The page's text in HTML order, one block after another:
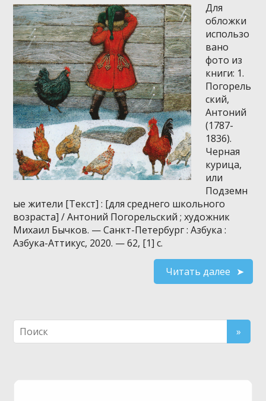
Для
обложки
использо
вано
фото из
книги: 1.
Погорель
ский,
Антоний
(1787-
1836).
Черная
курица,
или
Подземн
ые жители [Текст] : [для среднего школьного
возраста] / Антоний Погорельский ; художник
Михаил Бычков. — Санкт-Петербург : Азбука :
Азбука-Аттикус, 2020. — 62, [1] с.
Читать далее